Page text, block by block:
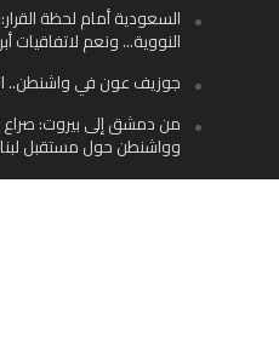
السعودية أمام لحظة
النووية… ونعم لاتفاقيات
جوزيف عون في واشنطن..
من دمشق إلى بيروت: صراع
وواشنطن حول مستقبل
اليسار اللبناني «اليقظ»